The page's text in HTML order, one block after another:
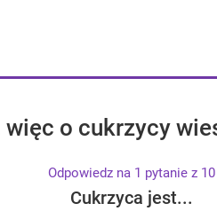
o cukrzycy
Odpowiedz na 1 pytanie z 10
Cukrzyca jest...